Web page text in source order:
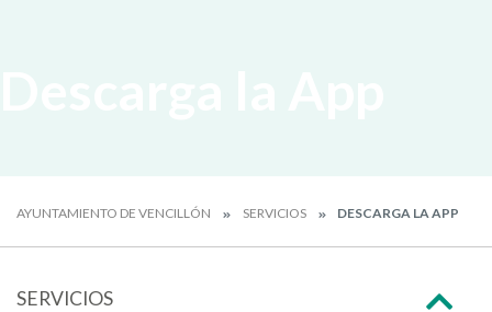
AYUNTAMIENTO DE VENCILLÓN SERVICIOS DESCARGA LA APP
SERVICIOS